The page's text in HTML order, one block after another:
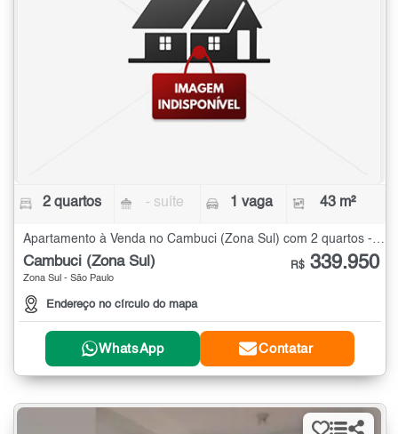
2 quartos - suíte 1 vaga 43 m²
Apartamento à Venda no Cambuci (Zona Sul) com 2 quartos - 43 m²
Cambuci (Zona Sul)
Zona Sul - São Paulo
Endereço no círculo do mapa
R$ 339.950
WhatsApp Contatar